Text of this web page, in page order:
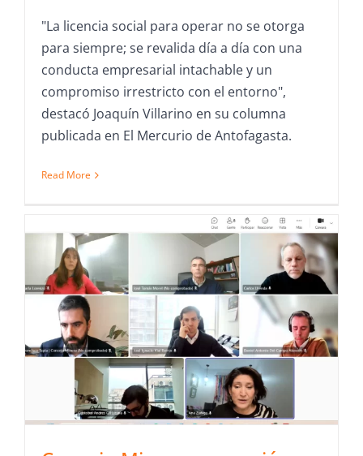
"La licencia social para operar no se otorga
para siempre; se revalida día a día con una
conducta empresarial intachable y un
compromiso irrestricto con el entorno",
destacó Joaquín Villarino en su columna
publicada en El Mercurio de Antofagasta.
Read More